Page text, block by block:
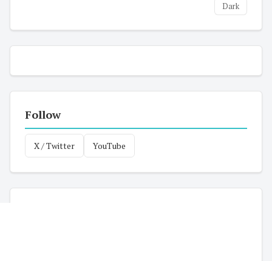
Dark
Follow
X / Twitter YouTube